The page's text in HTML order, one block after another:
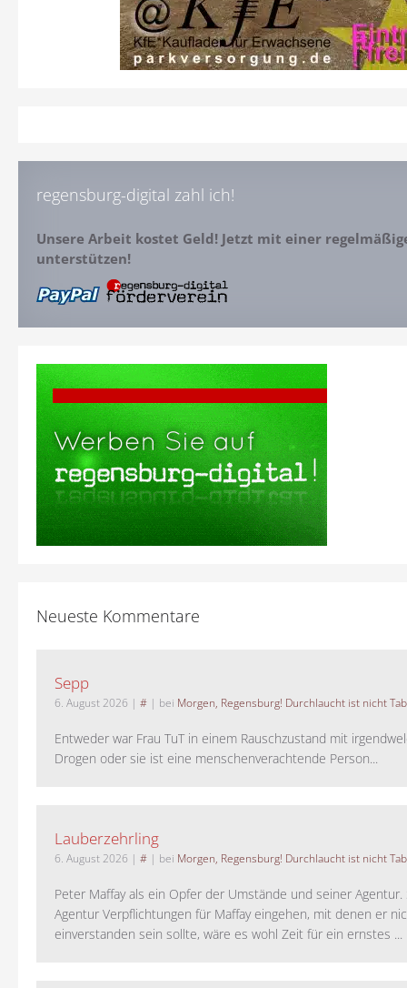
regensburg-digital zahl ich!
Unsere Arbeit kostet Geld! Jetzt mit einer
unterstützen!
Neueste Kommentare
Sepp
6. August 2026 | # | bei Morgen, Regensburg! Durchlaucht ist nicht
Entweder war Frau TuT in einem Rauschzustand mit
Drogen oder sie ist eine menschenverachtende Person...
Lauberzehrling
6. August 2026 | # | bei Morgen, Regensburg! Durchlaucht ist nicht
Peter Maffay als ein Opfer der Umstände und seiner Agentur.
Agentur Verpflichtungen für Maffay eingehen, mit denen er
einverstanden sein sollte, wäre es wohl Zeit für ein ernstes ...